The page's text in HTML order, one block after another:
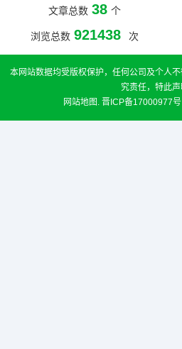
文章总数 38 个
浏览总数 921438 次
本网站数据均受版权保护，任何公司及个人
究责任，特此声
网站地图 晋ICP备17000977号